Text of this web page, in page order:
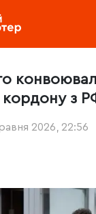
з
2026, 22:56